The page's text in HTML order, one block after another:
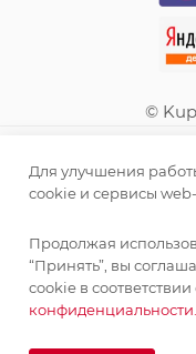
©
ПОМОЩЬ
Для улучшения
cookie и сервисы
Продолжая
“Принять”, вы
cookie в
конфиденциальности.